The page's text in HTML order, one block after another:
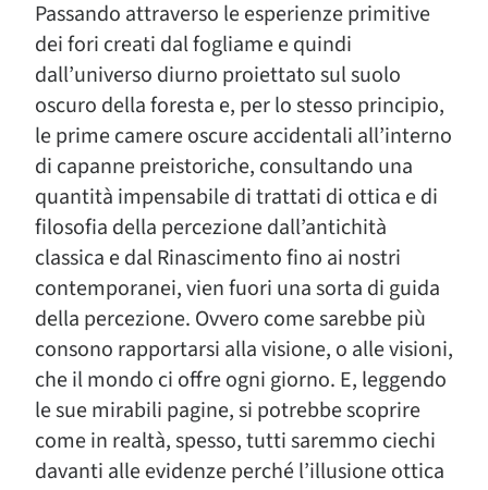
Passando attraverso le esperienze primitive
dei fori creati dal fogliame e quindi
dall’universo diurno proiettato sul suolo
oscuro della foresta e, per lo stesso principio,
le prime camere oscure accidentali all’interno
di capanne preistoriche, consultando una
quantità impensabile di trattati di ottica e di
filosofia della percezione dall’antichità
classica e dal Rinascimento fino ai nostri
contemporanei, vien fuori una sorta di guida
della percezione. Ovvero come sarebbe più
consono rapportarsi alla visione, o alle visioni,
che il mondo ci offre ogni giorno. E, leggendo
le sue mirabili pagine, si potrebbe scoprire
come in realtà, spesso, tutti saremmo ciechi
davanti alle evidenze perché l’illusione ottica